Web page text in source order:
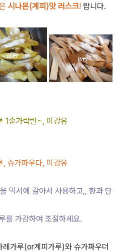
시나몬(계피)맛 러스크! 랍니다.
1숟가락반~, 미강유
, 슈가파우다, 미강유
믹서에 갈아서 사용하고,, 향과 단
를 가감하여 조절하세요.
가루(or계피가루)와 슈가파우더